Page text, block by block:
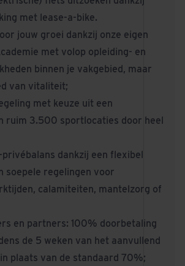
met lease-a-bike.
jouw groei dankzij onze eigen
met volop opleiding- en
binnen je vakgebied, maar
van vitaliteit;
met keuze uit een
ruim 3.500 sportlocaties door heel
privébalans dankzij een flexibel
soepele regelingen voor
calamiteiten, mantelzorg of
en partners: 100% doorbetaling
de 5 weken van het aanvullend
plaats van de standaard 70%;